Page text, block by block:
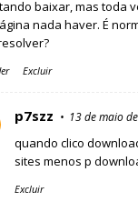
baixar, mas toda
nada haver. É
Excluir
p7szz 13 de maio
quando clico
sites menos p
Excluir